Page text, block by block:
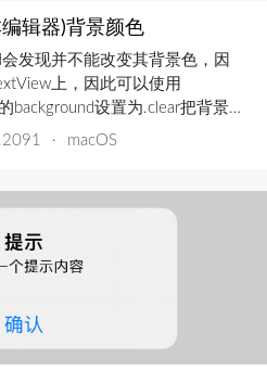
辑器)背景颜色
发现并不能改变其背景色，因
上，因此可以使用
background设置为.clear把背景色
就可以成功设置TextEditor的背
· macOS